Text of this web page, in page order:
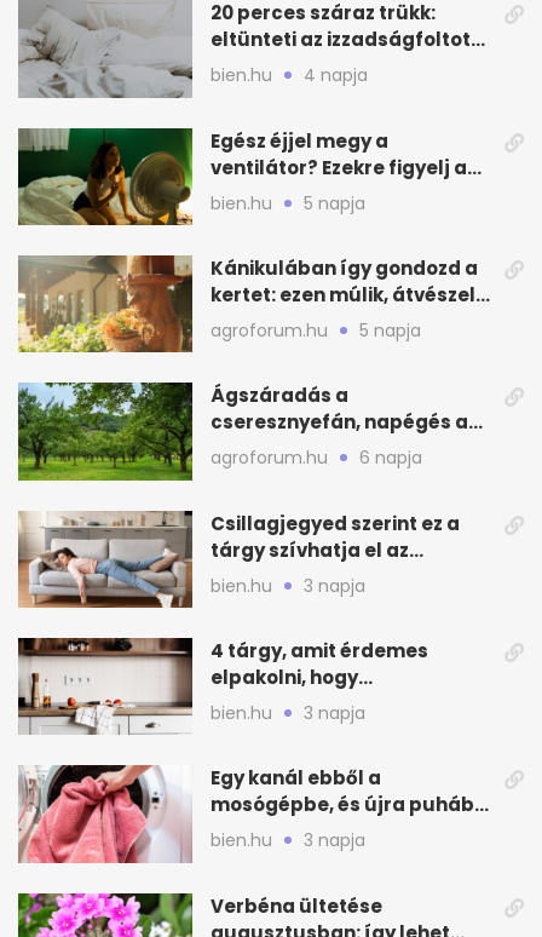
20 perces száraz trükk:
eltünteti az izzadságfoltot
és a szagot a matracról
bien.hu 4 napja
Egész éjjel megy a
ventilátor? Ezekre figyelj a
hőségben alvásnál
bien.hu 5 napja
Kánikulában így gondozd a
kertet: ezen múlik, átvészeli-
e a hőséget
agroforum.hu 5 napja
Ágszáradás a
cseresznyefán, napégés a
kajszin: mit tehetsz most?
agroforum.hu 6 napja
Csillagjegyed szerint ez a
tárgy szívhatja el az
otthonod energiáját
bien.hu 3 napja
4 tárgy, amit érdemes
elpakolni, hogy
hűvösebbnek tűnjön a lakás
bien.hu 3 napja
Egy kanál ebből a
mosógépbe, és újra puhább
lesz a törölköző
bien.hu 3 napja
Verbéna ültetése